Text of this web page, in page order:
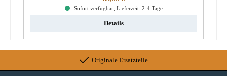
Sofort verfügbar, Lieferzeit: 2-4 Tage
Details
Originale Ersatzteile